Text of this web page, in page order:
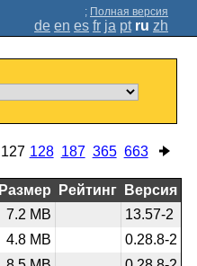
; Полная версия
de en es fr ja pt ru zh
127 128 187 365 663
Размер Рейтинг
Версия
7.2 MB
13.57-2
4.8 MB
0.28.8-2